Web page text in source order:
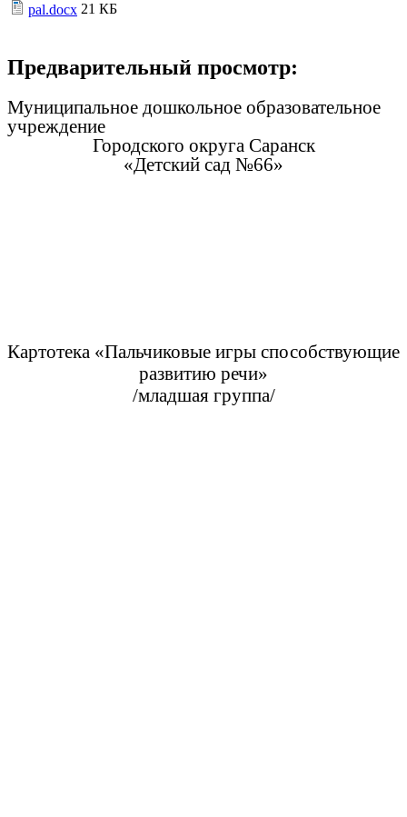
pal.docx 21 КБ
Предварительный просмотр:
Муниципальное дошкольное образовательное
учреждение
Городского округа Саранск
«Детский сад №66»
Картотека «Пальчиковые игры способствующие
развитию речи»
/младшая группа/